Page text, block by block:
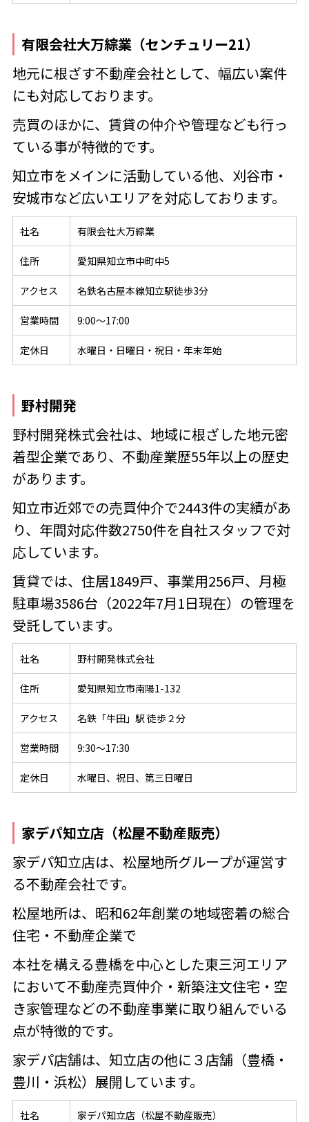
有限会社大万綜業（センチュリー21）
地元に根ざす不動産会社として、幅広い案件
にも対応しております。
売買のほかに、賃貸の仲介や管理なども行っ
ている事が特徴的です。
知立市をメインに活動している他、刈谷市・
安城市など広いエリアを対応しております。
社名 有限会社大万綜業
住所 愛知県知立市中町中5
アクセス 名鉄名古屋本線知立駅徒歩3分
営業時間 9:00〜17:00
定休日 水曜日・日曜日・祝日・年末年始
野村開発
野村開発株式会社は、地域に根ざした地元密
着型企業であり、不動産業歴55年以上の歴史
があります。
知立市近郊での売買仲介で2443件の実績があ
り、年間対応件数2750件を自社スタッフで対
応しています。
賃貸では、住居1849戸、事業用256戸、月極
駐車場3586台（2022年7月1日現在）の管理を
受託しています。
社名 野村開発株式会社
住所 愛知県知立市南陽1-132
アクセス 名鉄「牛田」駅 徒歩２分
営業時間 9:30～17:30
定休日 水曜日、祝日、第三日曜日
家デパ知立店（松屋不動産販売）
家デパ知立店は、松屋地所グループが運営す
る不動産会社です。
松屋地所は、昭和62年創業の地域密着の総合
住宅・不動産企業で
本社を構える豊橋を中心とした東三河エリア
において不動産売買仲介・新築注文住宅・空
き家管理などの不動産事業に取り組んでいる
点が特徴的です。
家デパ店舗は、知立店の他に３店舗（豊橋・
豊川・浜松）展開しています。
社名 家デパ知立店（松屋不動産販売）